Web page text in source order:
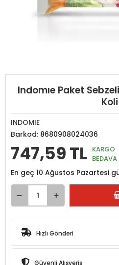
Indomıe Paket
Koli
INDOMIE
Barkod: 8680908024036
747,59 TL KARGO
BEDAVA
En geç 10 Ağustos Pazartesi
Hızlı Gönderi
Güvenli Alışveriş